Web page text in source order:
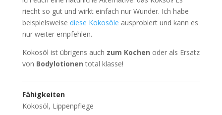
riecht so gut und wirkt einfach nur Wunder. Ich habe
beispielsweise diese Kokosöle ausprobiert und kann es
nur weiter empfehlen.
Kokosöl ist übrigens auch zum Kochen oder als Ersatz
von Bodylotionen total klasse!
Fähigkeiten
Kokosöl, Lippenpflege